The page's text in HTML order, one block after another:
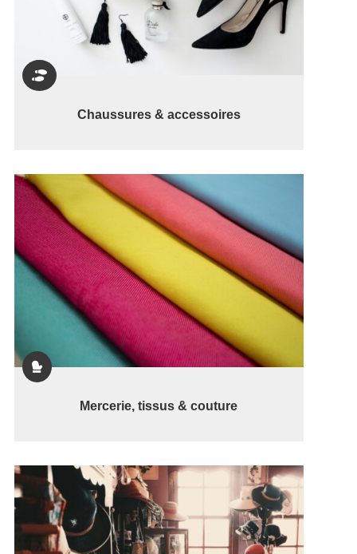

Chaussures & accessoires

Mercerie, tissus & couture